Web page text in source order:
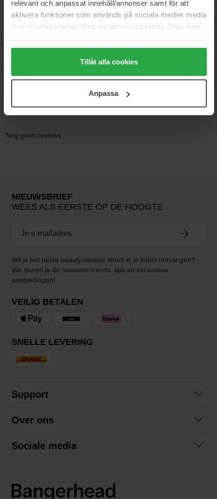
relevant och anpassat innehåll/annonser samt för att
aktivera funktioner som används på sociala medier media
(kan innefatta behandling av personuppgifter). Data som
trycka på "Tillåt alla cookies" accepterar du alla cookies,
medan du under "Detaljer" kan anpassa användningen av
cookies. Du kan när som helst återkalla ditt samtycke.
Tillåt alla cookies
Anpassa
Startpagina
Gezichtsverzorging
Overnight Transformation Complex
Nog geen reviews
NIEUWSBRIEF
WEES ALS EERSTE OP DE HOOGTE
Wil je het beste beauty-nieuws direct in je inbox ontvangen?
We sturen je de nieuwste trends, tips en exclusieve
aanbiedingen!
VEILIG BETALEN
SNELLE LEVERING
Support
Algemene voorwaarden
Over ons
Sociale media
LinkedIn